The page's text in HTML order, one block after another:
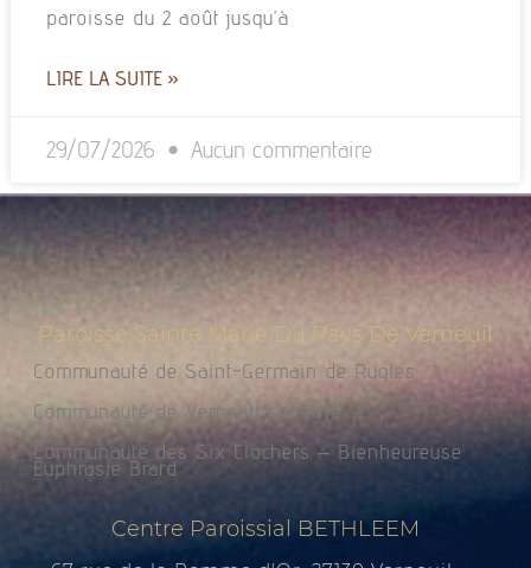
paroisse du 2 août jusqu’à
LIRE LA SUITE »
29/07/2026 Aucun commentaire
Paroisse Sainte Marie Du Pays De Verneuil
Communauté de Saint-Germain de Rugles
Communauté de Verneuil sur Avre
Communauté des Six Clochers – Bienheureuse
Euphrasie Brard
Centre Paroissial BETHLEEM